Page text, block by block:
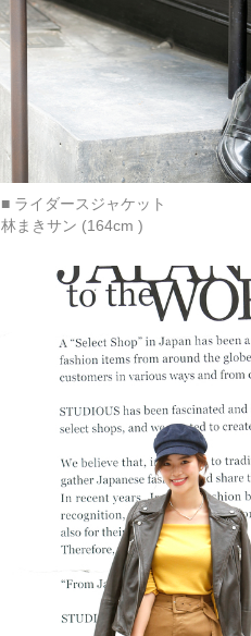
■ ライダースジャケット
林まきサン (164cm )